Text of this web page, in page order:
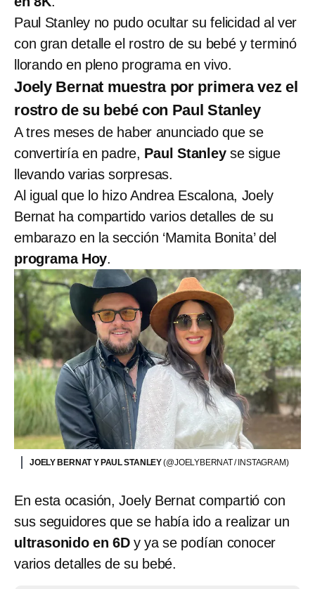
Paul Stanley no pudo ocultar su felicidad al ver
con gran detalle el rostro de su bebé y terminó
llorando en pleno programa en vivo.
Joely Bernat muestra por primera vez el
rostro de su bebé con Paul Stanley
A tres meses de haber anunciado que se
convertiría en padre, Paul Stanleyse sigue
llevando varias sorpresas.
Al igual que lo hizo Andrea Escalona, Joely
Bernat ha compartido varios detalles de su
embarazo en la sección ‘Mamita Bonita’ del
programa Hoy.
JOELY BERNAT Y PAUL STANLEY(@JOELYBERNAT / INSTAGRAM)
En esta ocasión, Joely Bernat compartió con
sus seguidores que se había ido a realizar un
ultrasonido en 6Dy ya se podían conocer
varios detalles de su bebé.